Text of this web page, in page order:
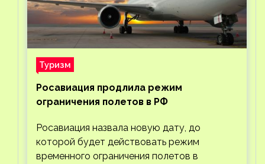
Туризм
Росавиация продлила режим
ограничения полетов в РФ
Росавиация назвала новую дату, до
которой будет действовать режим
временного ограничения полетов в